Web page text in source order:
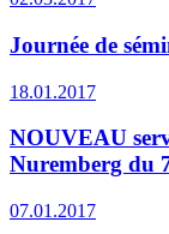
Journée de
18.01.2017
NOUVEAU
Nuremberg du
07.01.2017